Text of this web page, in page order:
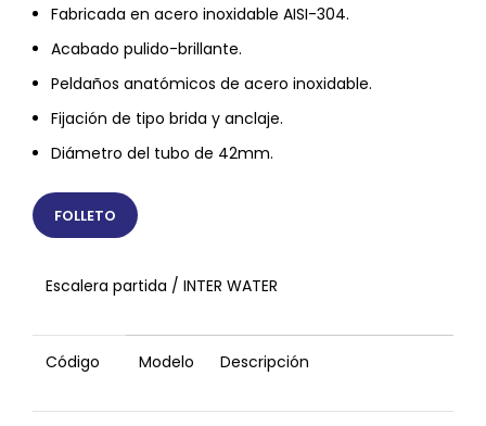
Fabricada en acero inoxidable AISI-304.
Acabado pulido-brillante.
Peldaños anatómicos de acero inoxidable.
Fijación de tipo brida y anclaje.
Diámetro del tubo de 42mm.
FOLLETO
Escalera partida / INTER WATER
Código Modelo Descripción